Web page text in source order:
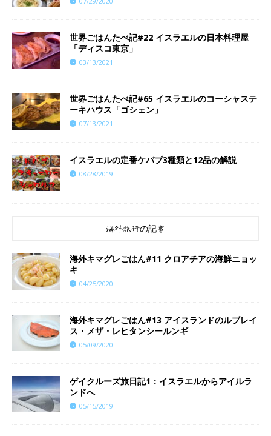
世界ごはんたべ記#22 イスラエルの日本料理屋
「ディスコ東京」
03/13/2021
世界ごはんたべ記#65 イスラエルのコーシャステ
ーキハウス「ゴシェン」
07/13/2021
イスラエルの定番ケバブ3種類と12品の解説
08/28/2019
海外旅行の記事
海外キマグレごはん#11 クロアチアの海鮮ニョッ
キ
04/25/2020
海外キマグレごはん#13 アイスランドのルブレイ
ス・メザ・レヒタンシールンギ
05/09/2020
ゲイクルーズ旅日記1：イスラエルからアイルラ
ンドへ
05/15/2019